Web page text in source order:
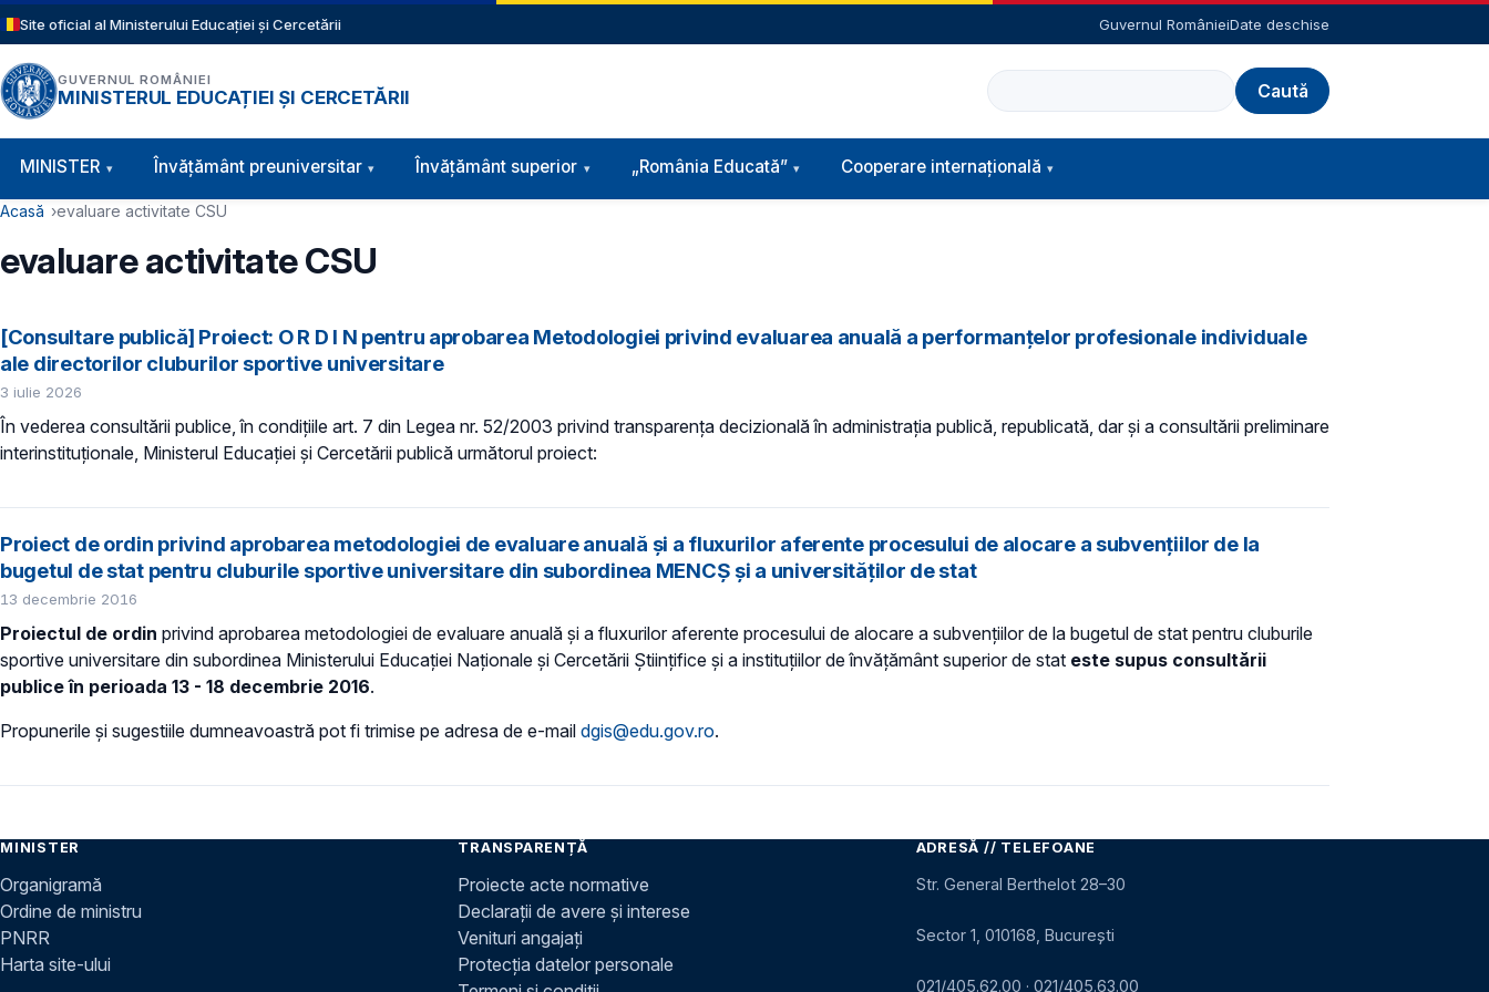
Sari la conținutul principal
Site oficial al Ministerului Educației și Cercetării Guvernul RomânieiDate deschise
GUVERNUL ROMÂNIEI
MINISTERUL EDUCAȚIEI ȘI CERCETĂRII
Caută
Navigație principală
MINISTER Învăţământ preuniversitar Învățământ superior „România Educată” Cooperare internațională
Cale de navigare
Acasă evaluare activitate CSU
evaluare activitate CSU
[Consultare publică] Proiect: O R D I N pentru aprobarea Metodologiei privind evaluarea anuală a performanțelor profesionale individuale
ale directorilor cluburilor sportive universitare
3 iulie 2026
În vederea consultării publice, în condiţiile art. 7 din Legea nr. 52/2003 privind transparenţa decizională în administraţia publică, republicată, dar și a consultării preliminare
interinstituționale, Ministerul Educaţiei și Cercetării publică următorul proiect:
Proiect de ordin privind aprobarea metodologiei de evaluare anuală și a fluxurilor aferente procesului de alocare a subvențiilor de la
bugetul de stat pentru cluburile sportive universitare din subordinea MENCȘ și a universităților de stat
13 decembrie 2016
Proiectul de ordin privind aprobarea metodologiei de evaluare anuală și a fluxurilor aferente procesului de alocare a subvențiilor de la bugetul de stat pentru cluburile
sportive universitare din subordinea Ministerului Educației Naționale și Cercetării Științifice și a instituțiilor de învățământ superior de stat este supus consultării
publice în perioada 13 - 18 decembrie 2016.
Propunerile și sugestiile dumneavoastră pot fi trimise pe adresa de e-mail dgis@edu.gov.ro.
MINISTER
Organigramă
Ordine de ministru
PNRR
Harta site-ului
TRANSPARENȚĂ
Proiecte acte normative
Declarații de avere și interese
Venituri angajați
Protecția datelor personale
ADRESĂ // TELEFOANE
Str. General Berthelot 28–30
Sector 1, 010168, București
021/405.62.00 · 021/405.63.00